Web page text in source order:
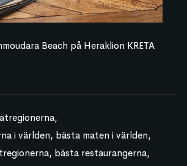
Beach på Heraklion KRETA
i världen bästa maten i världen
bästa restaurangerna